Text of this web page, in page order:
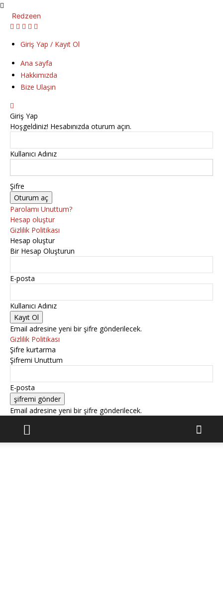
Redzeen
Giriş Yap / Kayıt Ol
Ana sayfa
Hakkımızda
Bize Ulaşın
Giriş Yap
Hoşgeldiniz! Hesabınızda oturum açın.
Kullanıcı Adınız
Şifre
Parolamı Unuttum?
Hesap oluştur
Gizlilik Politikası
Hesap oluştur
Bir Hesap Oluşturun
E-posta
Kullanıcı Adınız
Email adresine yeni bir şifre gönderilecek.
Gizlilik Politikası
Şifre kurtarma
Şifremi Unuttum
E-posta
Email adresine yeni bir şifre gönderilecek.